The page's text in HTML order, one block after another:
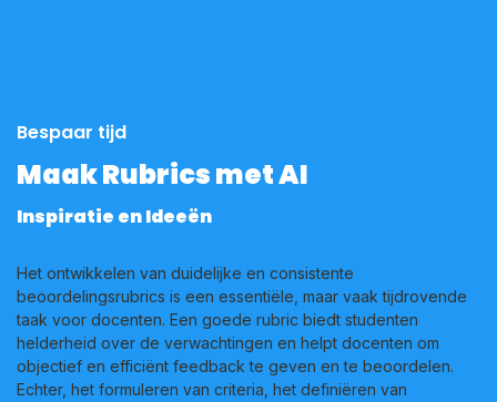
Bespaar tijd
Maak Rubrics met AI
Inspiratie en Ideeën
Het ontwikkelen van duidelijke en consistente
beoordelingsrubrics is een essentiële, maar vaak tijdrovende
taak voor docenten. Een goede rubric biedt studenten
helderheid over de verwachtingen en helpt docenten om
objectief en efficiënt feedback te geven en te beoordelen.
Echter, het formuleren van criteria, het definiëren van